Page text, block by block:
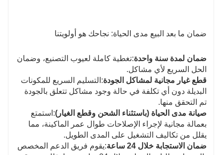
ضمان ما بعد البيع مدى الحياة: نجاحك هو أولويتنا
ضمان لمدة سنة واحدة:تغطية كاملة لعيوب التصنيع، وضمان
الحل السريع لأي مشاكل.
قطع غيار مجانية لمشاكل الجودة:التسليم السريع للمكونات
البديلة دون أي تكلفة في حالة وجود مشاكل تتعلق بالجودة
تم التحقق منها.
صيانة مدى الحياة (باستثناء الشحن وقطع الغيار):استمتع
بعمالة مجانية لإجراء الإصلاحات طوال عمر الماكينة، مما
يقلل من تكاليف التشغيل على المدى الطويل.
ضمان الاستجابة خلال 24 ساعة
:يقوم فريق الدعم المخصص